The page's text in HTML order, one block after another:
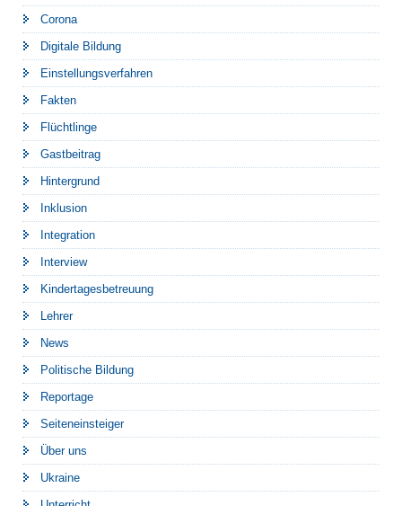
Corona
Digitale Bildung
Einstellungsverfahren
Fakten
Flüchtlinge
Gastbeitrag
Hintergrund
Inklusion
Integration
Interview
Kindertagesbetreuung
Lehrer
News
Politische Bildung
Reportage
Seiteneinsteiger
Über uns
Ukraine